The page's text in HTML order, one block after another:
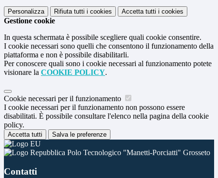
Personalizza Rifiuta tutti i cookies Accetta tutti i cookies
Gestione cookie
In questa schermata è possibile scegliere quali cookie consentire.
I cookie necessari sono quelli che consentono il funzionamento della
piattaforma e non è possibile disabilitarli.
Per conoscere quali sono i cookie necessari al funzionamento potete
visionare la COOKIE POLICY.
Cookie necessari per il funzionamento
I cookie necessari per il funzionamento non possono essere
disabilitati. È possibile consultare l'elenco nella pagina della cookie
policy.
Accetta tutti Salva le preferenze
Polo Tecnologico "Manetti-Porciatti" Grosseto
Contatti